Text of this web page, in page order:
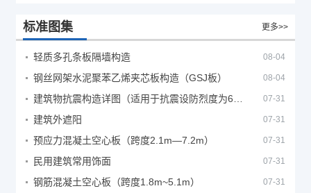
标准图集 更多>>
轻质多孔条板隔墙构造 08-04
钢丝网架水泥聚苯乙烯夹芯板构造（GSJ板） 08-04
07-31
建筑外遮阳 07-31
预应力混凝土空心板（跨度2.1m—7.2m） 07-31
民用建筑常用饰面 07-31
钢筋混凝土空心板（跨度1.8m~5.1m） 07-31